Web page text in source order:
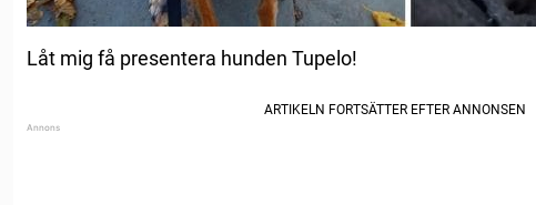
Låt mig få presentera hunden Tupelo!